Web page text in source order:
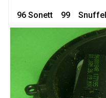
96 Sonett 99